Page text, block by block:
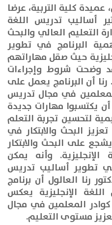
عميدة كلية التربية، عرضا
أساليب تدريس اللغة
التعليم العالي والبحث
البرنامج في تطوير
حيث صقل مهاراتهم
وضحت شروط وإجراءات
أن البرنامج يعمل على
في مجال تدريس
أن يكتسبوا مهارات جديدة
لتحسين تجربة التعلم
البحث والابتكار في
على البحث والابتكار
وأنه يمكن
تطوير أساليب تدريس
رنا العالول أن برنامج
الإنجليزية يعكس
كوادر المعلمين في مجال
مستوى التعليم.